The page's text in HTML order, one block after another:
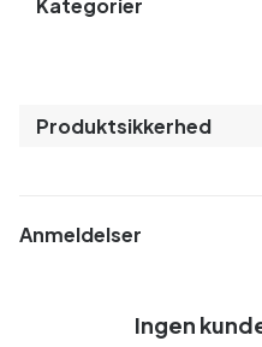
Kategorier
Produktsikkerhed
Anmeldelser
Ingen